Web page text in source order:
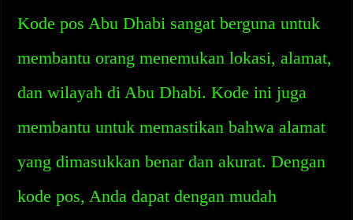
Kode pos Abu Dhabi sangat berguna untuk
membantu orang menemukan lokasi, alamat,
dan wilayah di Abu Dhabi. Kode ini juga
membantu untuk memastikan bahwa alamat
yang dimasukkan benar dan akurat. Dengan
kode pos, Anda dapat dengan mudah